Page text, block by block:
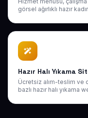
görsel ağırlıklı hazır
Hazır Halı Yıkama
Ücretsiz alım-teslim ve
bazlı hazır halı